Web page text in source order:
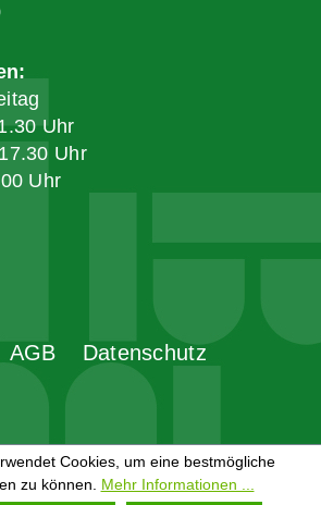
AGB Datenschutz
Uhr
Uhr
Uhr
Cookies, um eine bestmögliche
zu können. Mehr Informationen ...